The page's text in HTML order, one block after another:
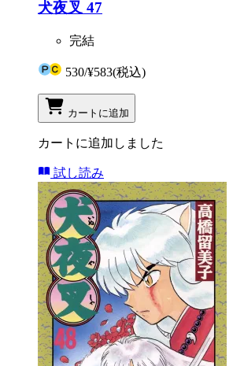
犬夜叉 47
完結
530/¥583(税込)
カートに追加
カートに追加しました
試し読み